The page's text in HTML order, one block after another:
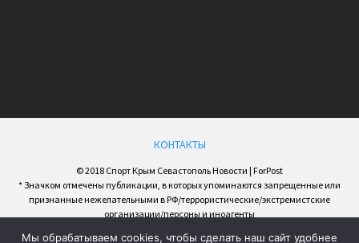
КОНТАКТЫ
© 2018 Спорт Крым Севастополь Новости | ForPost
* Значком отмечены публикации, в которых упоминаются запрещенные или
признанные нежелательными в РФ/террористические/экстремистские
организации/персоны и иноагенты
Мы обрабатываем cookies, чтобы сделать наш сайт удобнее